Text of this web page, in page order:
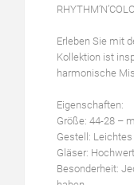
Erleben Sie mit
Kollektion ist
harmonische
Eigenschaften:
Größe: 44-28 –
Gestell:
Gläser:
Besonderheit: